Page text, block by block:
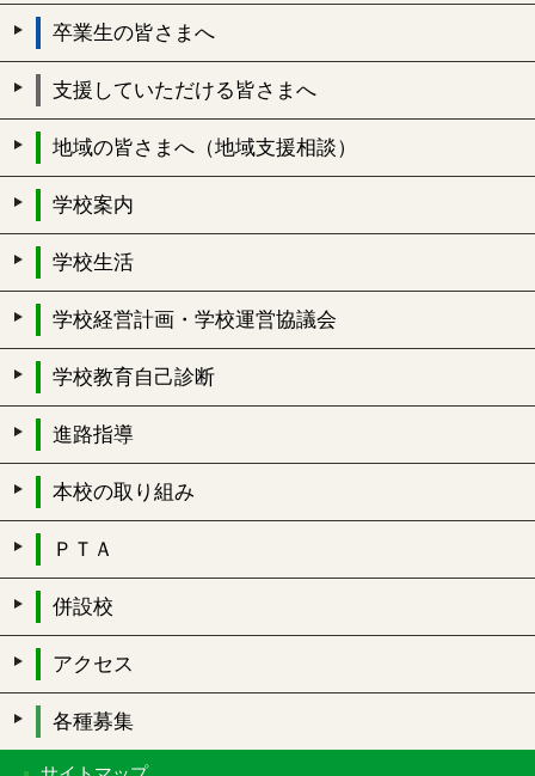
卒業生の皆さまへ
支援していただける皆さまへ
地域の皆さまへ（地域支援相談）
学校案内
学校生活
学校経営計画・学校運営協議会
学校教育自己診断
進路指導
本校の取り組み
ＰＴＡ
併設校
アクセス
各種募集